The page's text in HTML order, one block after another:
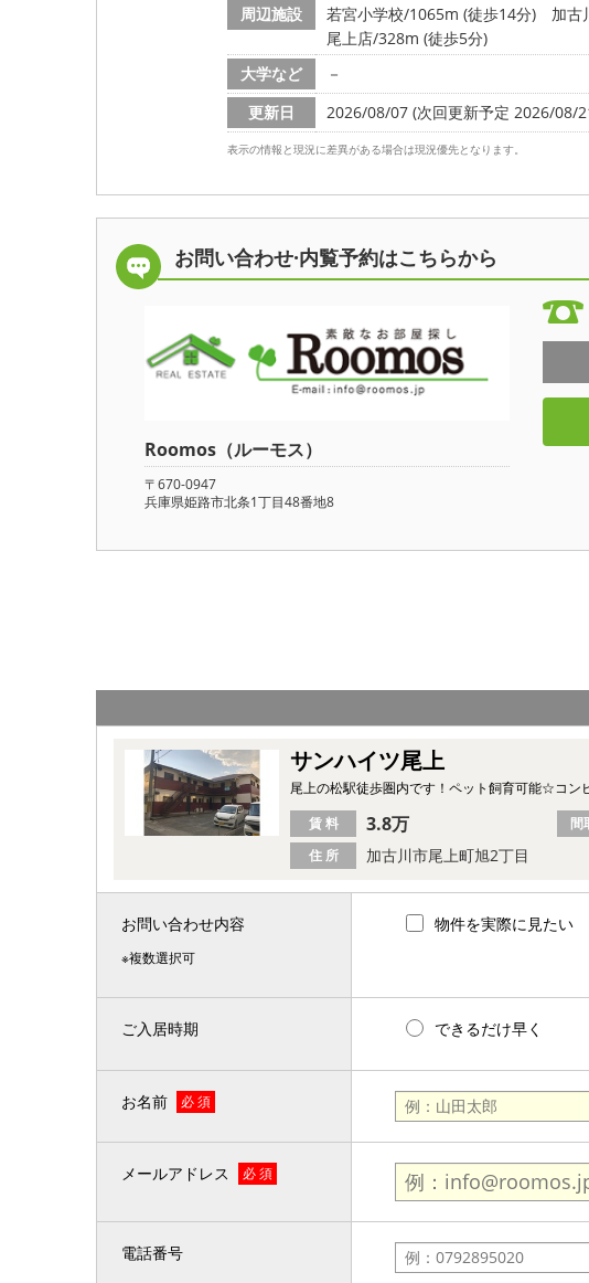
周辺施設
若宮小学校/1065m (徒歩14分) 加古
尾上店/328m (徒歩5分)
大学など
－
更新日
2026/08/07 (次回更新予定 2026/08/
表示の情報と現況に差異がある場合は現況優先となります。
お問い合わせ·内覧予約はこちらから
Roomos（ルーモス）
〒670-0947
兵庫県姫路市北条1丁目48番地8
サンハイツ尾上
尾上の松駅徒歩圏内です！ペット飼育可能☆コ
住 所 加古川市尾上町旭2丁目
賃 料 3.8万 間
お問い合わせ内容
※複数選択可
物件を実際に見たい
ご入居時期 できるだけ早く
お名前 必 須
メールアドレス 必 須
電話番号